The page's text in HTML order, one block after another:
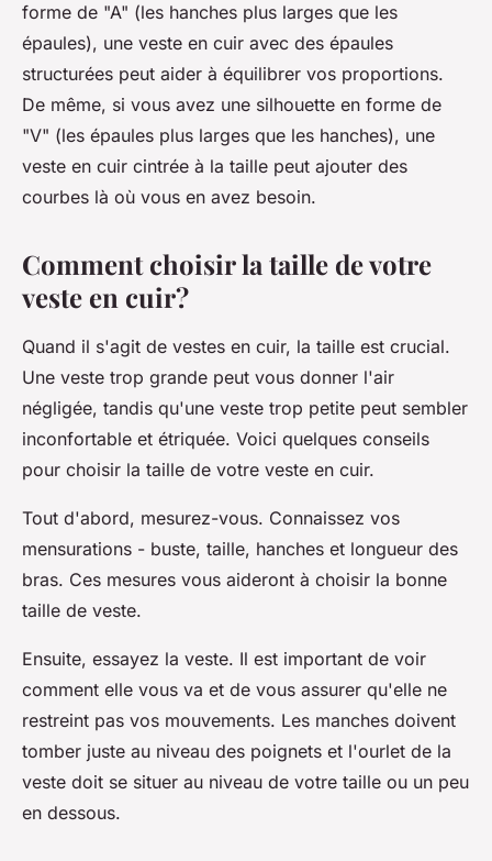
forme de "A" (les hanches plus larges que les
épaules), une veste en cuir avec des épaules
structurées peut aider à équilibrer vos proportions.
De même, si vous avez une silhouette en forme de
"V" (les épaules plus larges que les hanches), une
veste en cuir cintrée à la taille peut ajouter des
courbes là où vous en avez besoin.
Comment choisir la taille de votre
veste en cuir?
Quand il s'agit de vestes en cuir, la taille est crucial.
Une veste trop grande peut vous donner l'air
négligée, tandis qu'une veste trop petite peut sembler
inconfortable et étriquée. Voici quelques conseils
pour choisir la taille de votre veste en cuir.
Tout d'abord, mesurez-vous. Connaissez vos
mensurations - buste, taille, hanches et longueur des
bras. Ces mesures vous aideront à choisir la bonne
taille de veste.
Ensuite, essayez la veste. Il est important de voir
comment elle vous va et de vous assurer qu'elle ne
restreint pas vos mouvements. Les manches doivent
tomber juste au niveau des poignets et l'ourlet de la
veste doit se situer au niveau de votre taille ou un peu
en dessous.